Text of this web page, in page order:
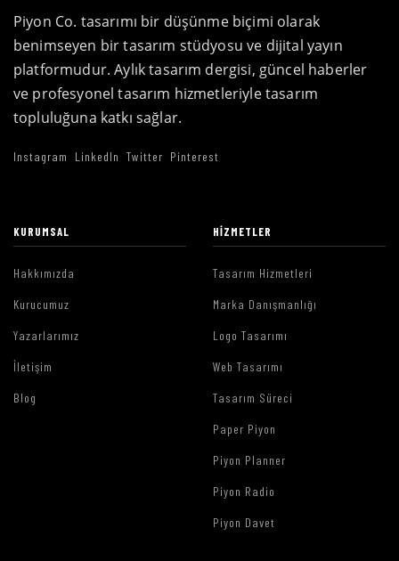
Piyon Co. tasarımı bir düşünme biçimi olarak
benimseyen bir tasarım stüdyosu ve dijital yayın
platformudur. Aylık tasarım dergisi, güncel haberler
ve profesyonel tasarım hizmetleriyle tasarım
topluluğuna katkı sağlar.
Instagram LinkedIn Twitter Pinterest
KURUMSAL
Hakkımızda
Kurucumuz
Yazarlarımız
İletişim
Blog
HIZMETLER
Tasarım Hizmetleri
Marka Danışmanlığı
Logo Tasarımı
Web Tasarımı
Tasarım Süreci
Paper Piyon
Piyon Planner
Piyon Radio
Piyon Davet